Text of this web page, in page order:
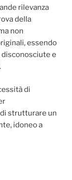
rilevanza
della
non
essendo
e
di
di strutturare un
idoneo a